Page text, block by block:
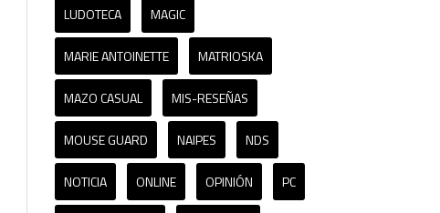
LUDOTECA MAGIC
MARIE ANTOINETTE MATRIOSKA
MAZO CASUAL MIS-RESEÑAS
MOUSE GUARD NAIPES NDS
NOTICIA ONLINE OPINIÓN PC